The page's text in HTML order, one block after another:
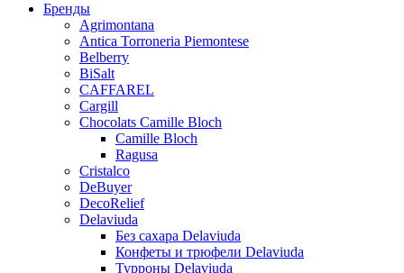
Бренды
Agrimontana
Antica Torroneria Piemontese
Belberry
BiSalt
CAFFAREL
Cargill
Chocolats Camille Bloch
Camille Bloch
Ragusa
Cristalco
DeBuyer
DecoRelief
Delaviuda
Без сахара Delaviuda
Конфеты и трюфели Delaviuda
Турроны Delaviuda